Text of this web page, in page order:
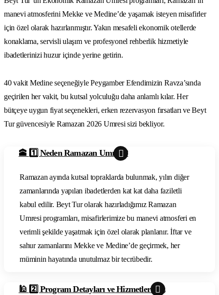
manevi atmosferini Mekke ve Medine’de yaşamak isteyen misafirler
için özel olarak hazırlanmıştır. Yakın mesafeli ekonomik otellerde
konaklama, servisli ulaşım ve profesyonel rehberlik hizmetiyle
ibadetlerinizi huzur içinde yerine getirin.
40 vakit Medine seçeneğiyle Peygamber Efendimizin Ravza’sında
geçirilen her vakit, bu kutsal yolculuğu daha anlamlı kılar. Her
bütçeye uygun fiyat seçenekleri, erken rezervasyon fırsatları ve Beyt
Tur güvencesiyle Ramazan 2026 Umresi sizi bekliyor.
🕋 1️⃣ Neden Ramazan Umresi?
Ramazan ayında kutsal topraklarda bulunmak, yılın diğer
zamanlarında yapılan ibadetlerden kat kat daha faziletli
kabul edilir. Beyt Tur olarak hazırladığımız Ramazan
Umresi programları, misafirlerimize bu manevi atmosferi en
verimli şekilde yaşatmak için özel olarak planlanır. İftar ve
sahur zamanlarını Mekke ve Medine’de geçirmek, her
müminin hayatında unutulmaz bir tecrübedir.
🕌 2️⃣ Program Detayları ve Hizmetlerimiz